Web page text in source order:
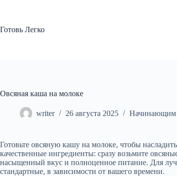
Готовь Легко
Овсяная каша на молоке
writer 26 августа 2025 Начинающим
Готовьте овсяную кашу на молоке, чтобы
качественные ингредиенты: сразу возьмите
насыщенный вкус и полноценное питание. Для
стандартные, в зависимости от вашего времени.